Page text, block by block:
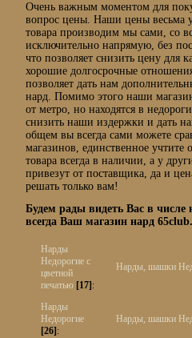
Очень важным моментом для
вопрос цены. Наши цены весьма
товара производим мы сами, со
исключительно напрямую, без
что позволяет снизить цену для
хорошие долгосрочные
позволяет дать нам
нард. Помимо этого наши
от метро, но находятся в
снизить наши издержки и дать
общем вы всегда сами можете
магазинов, единственное
товара всегда в наличии, а у
привезут от поставщика, да и
решать только вам!
Будем рады видеть Вас в
всегда Ваш магазин нард
Нарды
Недорогие с
цветной
печатью [17] :
Нарды, шашки
Нарды
Недорогие
[26] :
Нарды, шашки